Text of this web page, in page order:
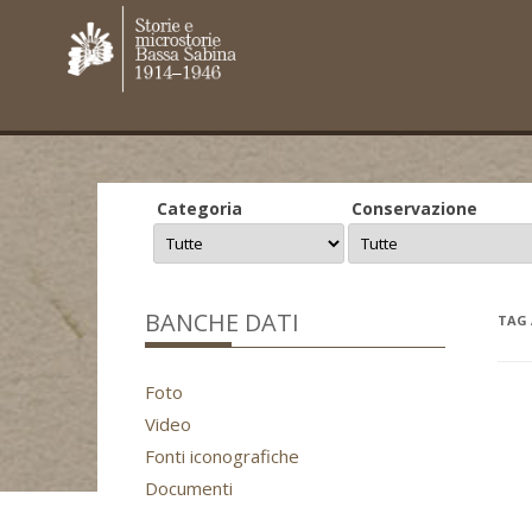
Categoria Conservazione
TAG
BANCHE DATI
Foto
Video
Fonti iconografiche
Documenti